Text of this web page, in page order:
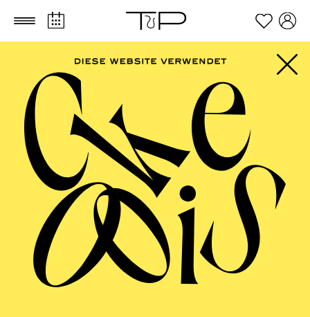
Zum Hauptinhalt springen Zum Footer springen
PHILHARMONIE